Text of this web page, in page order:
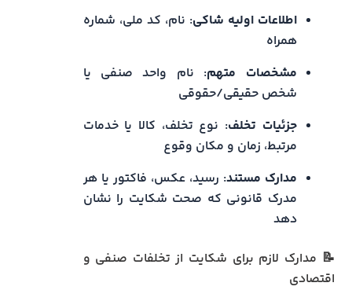
اطلاعات اولیه شاکی: نام، کد ملی، شماره
همراه
مشخصات متهم: نام واحد صنفی یا
شخص حقیقی/حقوقی
جزئیات تخلف: نوع تخلف، کالا یا خدمات
مرتبط، زمان و مکان وقوع
مدارک مستند: رسید، عکس، فاکتور یا هر
مدرک قانونی که صحت شکایت را نشان
دهد
📝 مدارک لازم برای شکایت از تخلفات صنفی و
اقتصادی